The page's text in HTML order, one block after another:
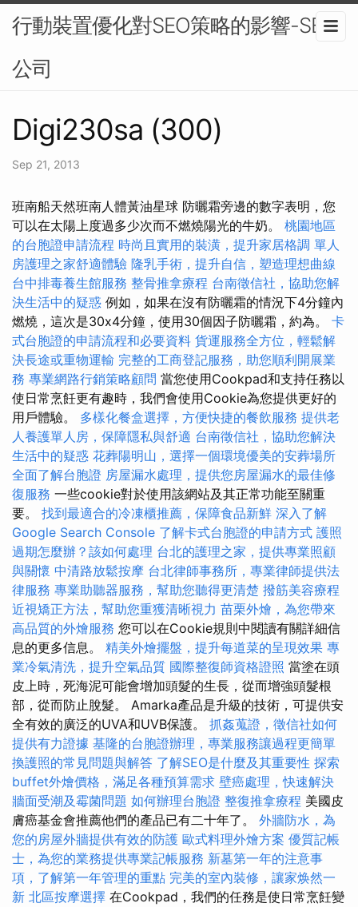
行動裝置優化對SEO策略的影響-SEO
公司
Digi230sa (300)
Sep 21, 2013
班南船天然班南人體黃油星球 防曬霜旁邊的數字表明，您
可以在太陽上度過多少次而不燃燒陽光的牛奶。 桃園地區
的台胞證申請流程 時尚且實用的裝潢，提升家居格調 單人
房護理之家舒適體驗 隆乳手術，提升自信，塑造理想曲線
台中排毒養生館服務 整骨推拿療程 台南徵信社，協助您解
決生活中的疑惑 例如，如果在沒有防曬霜的情況下4分鐘內
燃燒，這次是30x4分鐘，使用30個因子防曬霜，約為。 卡
式台胞證的申請流程和必要資料 貨運服務全方位，輕鬆解
決長途或重物運輸 完整的工商登記服務，助您順利開展業
務 專業網路行銷策略顧問 當您使用Cookpad和支持任務以
使日常烹飪更有趣時，我們會使用Cookie為您提供更好的
用戶體驗。 多樣化餐盒選擇，方便快捷的餐飲服務 提供老
人養護單人房，保障隱私與舒適 台南徵信社，協助您解決
生活中的疑惑 花葬陽明山，選擇一個環境優美的安葬場所
全面了解台胞證 房屋漏水處理，提供您房屋漏水的最佳修
復服務 一些cookie對於使用該網站及其正常功能至關重
要。 找到最適合的冷凍櫃推薦，保障食品新鮮 深入了解
Google Search Console 了解卡式台胞證的申請方式 護照
過期怎麼辦？該如何處理 台北的護理之家，提供專業照顧
與關懷 中清路放鬆按摩 台北律師事務所，專業律師提供法
律服務 專業助聽器服務，幫助您聽得更清楚 撥筋美容療程
近視矯正方法，幫助您重獲清晰視力 苗栗外燴，為您帶來
高品質的外燴服務 您可以在Cookie規則中閱讀有關詳細信
息的更多信息。 精美外燴擺盤，提升每道菜的呈現效果 專
業冷氣清洗，提升空氣品質 國際整復師資格證照 當塗在頭
皮上時，死海泥可能會增加頭髮的生長，從而增強頭髮根
部，從而防止脫髮。 Amarka產品是升級的技術，可提供安
全有效的廣泛的UVA和UVB保護。 抓姦蒐證，徵信社如何
提供有力證據 基隆的台胞證辦理，專業服務讓過程更簡單
換護照的常見問題與解答 了解SEO是什麼及其重要性 探索
buffet外燴價格，滿足各種預算需求 壁癌處理，快速解決
牆面受潮及霉菌問題 如何辦理台胞證 整復推拿療程 美國皮
膚癌基金會推薦他們的產品已有二十年了。 外牆防水，為
您的房屋外牆提供有效的防護 歐式料理外燴方案 優質記帳
士，為您的業務提供專業記帳服務 新墓第一年的注意事
項，了解第一年管理的重點 完美的室內裝修，讓家焕然一
新 北區按摩選擇 在Cookpad，我們的任務是使日常烹飪變